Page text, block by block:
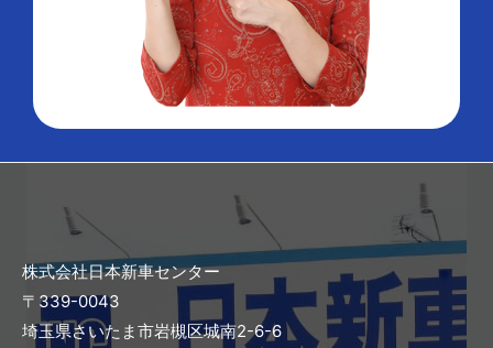
株式会社日本新車センター
〒339-0043
埼玉県さいたま市岩槻区城南2-6-6